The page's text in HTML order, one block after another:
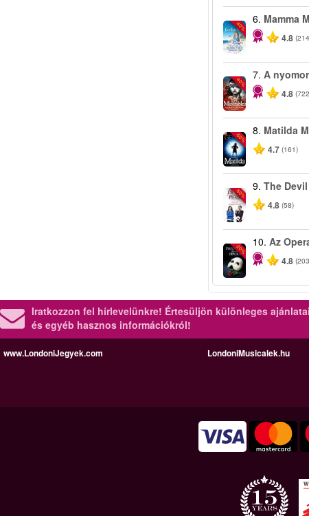
-40%
6. Mamma
4.8
-40%
7.A
4.8
-50%
8. Matilda
4.7 (161)
-50%
9.The
4.8 (58)
-20%
10.Az
4.8
Iratkozzon fel hírlevelünkre! Értesüljön különleges
és egyéb hasznos információkról!
www.LondoniJegyek.com LondoniMusicalek.hu